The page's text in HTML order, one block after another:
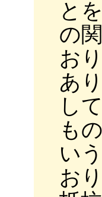
と
の
お
あ
し
も
い
お